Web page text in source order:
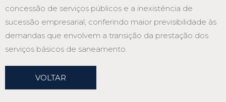
concessão de serviços públicos e a inexistência de
sucessão empresarial, conferindo maior previsibilidade às
demandas que envolvem a transição da prestação dos
serviços básicos de saneamento.
VOLTAR